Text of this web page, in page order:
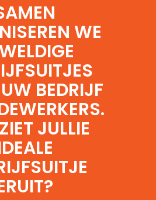
WE
BEDRIJF
JULLIE